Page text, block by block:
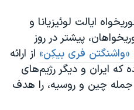
ایالت لوئیزیانا و
پیشتر در روز
«واشنگتن فری بیکِن» از ارائه
ایران و دیگر رژیم‌های
جمله چین و روسیه، را هدف